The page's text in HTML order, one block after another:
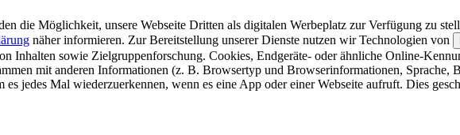
die Möglichkeit, unsere Webseite Dritten als digitalen Werbeplatz zur Verfügung zu
näher informieren. Zur Bereitstellung unserer Dienste nutzen wir Technologien von
Inhalten sowie Zielgruppenforschung. Cookies, Endgeräte- oder ähnliche Online-
mit anderen Informationen (z. B. Browsertyp und Browserinformationen, Sprache,
jedes Mal wiederzuerkennen, wenn es eine App oder einer Webseite aufruft. Dies